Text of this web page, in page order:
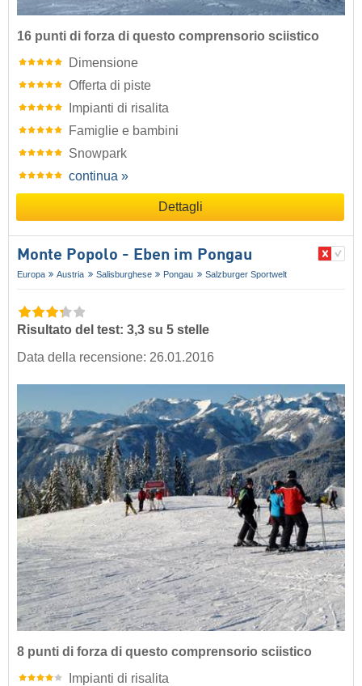
16 punti di forza di questo comprensorio sciistico
Dimensione
Offerta di piste
Impianti di risalita
Famiglie e bambini
Snowpark
continua »
Dettagli
Monte Popolo - Eben im Pongau
Europa Austria Salisburghese Pongau Salzburger Sportwelt
Risultato del test: 3,3 su 5 stelle
Data della recensione: 26.01.2016
8 punti di forza di questo comprensorio sciistico
Impianti di risalita